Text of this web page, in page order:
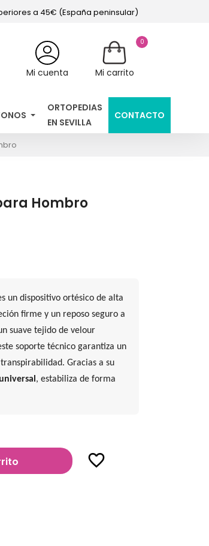
a 45€ (España peninsular)
0
Mi carrito
Mi cuenta
ORTOPEDIAS
EN SEVILLA
CONTACTO
Hombro
un dispositivo ortésico de alta
firme y un reposo seguro a
suave tejido de velour
soporte técnico garantiza un
Gracias a su
, estabiliza de forma
favorite_border